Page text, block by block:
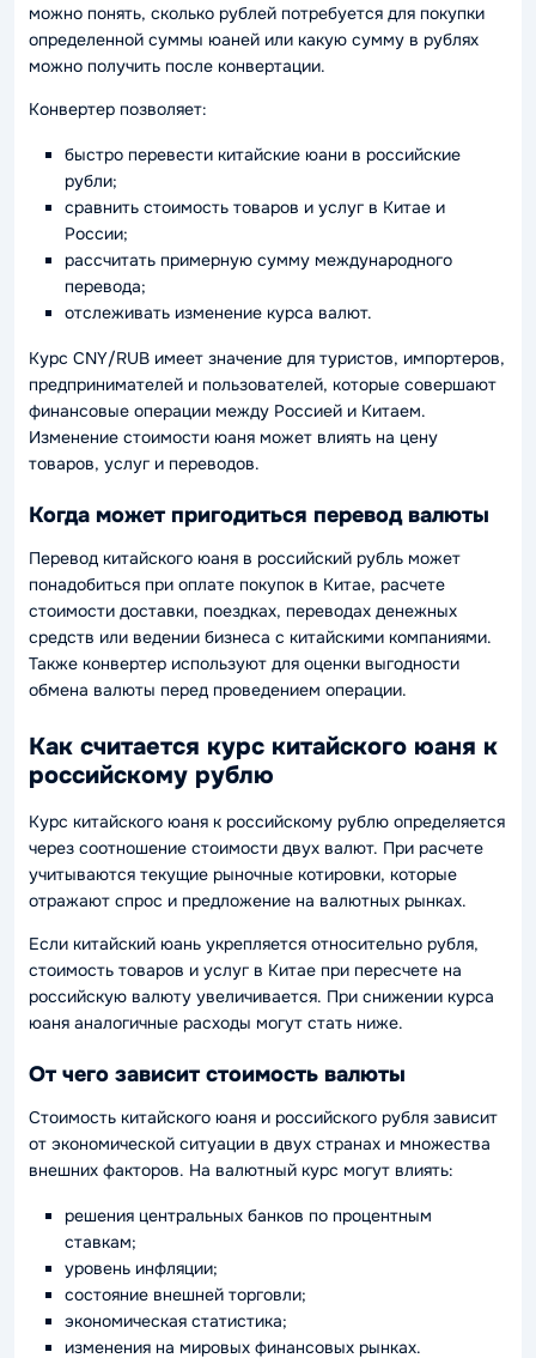
можно понять, сколько рублей потребуется для покупки
определенной суммы юаней или какую сумму в рублях
можно получить после конвертации.
Конвертер позволяет:
быстро перевести китайские юани в российские
рубли;
сравнить стоимость товаров и услуг в Китае и
России;
рассчитать примерную сумму международного
перевода;
отслеживать изменение курса валют.
Курс CNY/RUB имеет значение для туристов, импортеров,
предпринимателей и пользователей, которые совершают
финансовые операции между Россией и Китаем.
Изменение стоимости юаня может влиять на цену
товаров, услуг и переводов.
Когда может пригодиться перевод валюты
Перевод китайского юаня в российский рубль может
понадобиться при оплате покупок в Китае, расчете
стоимости доставки, поездках, переводах денежных
средств или ведении бизнеса с китайскими компаниями.
Также конвертер используют для оценки выгодности
обмена валюты перед проведением операции.
Как считается курс китайского юаня к
российскому рублю
Курс китайского юаня к российскому рублю определяется
через соотношение стоимости двух валют. При расчете
учитываются текущие рыночные котировки, которые
отражают спрос и предложение на валютных рынках.
Если китайский юань укрепляется относительно рубля,
стоимость товаров и услуг в Китае при пересчете на
российскую валюту увеличивается. При снижении курса
юаня аналогичные расходы могут стать ниже.
От чего зависит стоимость валюты
Стоимость китайского юаня и российского рубля зависит
от экономической ситуации в двух странах и множества
внешних факторов. На валютный курс могут влиять:
решения центральных банков по процентным
ставкам;
уровень инфляции;
состояние внешней торговли;
экономическая статистика;
изменения на мировых финансовых рынках.